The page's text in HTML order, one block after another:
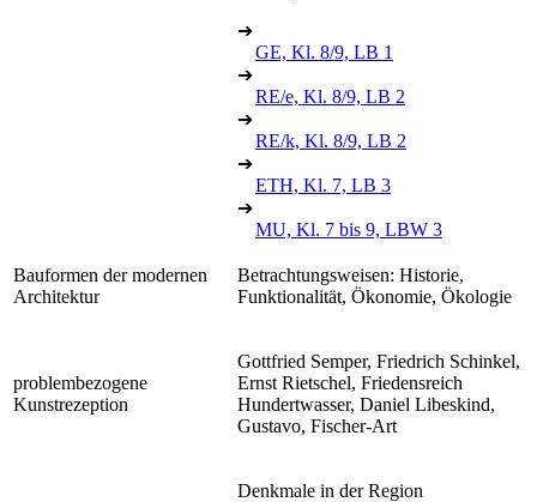
➔
GE, Kl. 8/9, LB 1
➔
RE/e, Kl. 8/9, LB 2
➔
RE/k, Kl. 8/9, LB 2
➔
ETH, Kl. 7, LB 3
➔
MU, Kl. 7 bis 9, LBW 3
Bauformen der modernen
Architektur
Betrachtungsweisen: Historie,
Funktionalität, Ökonomie, Ökologie
problembezogene
Kunstrezeption
Gottfried Semper, Friedrich Schinkel,
Ernst Rietschel, Friedensreich
Hundertwasser, Daniel Libeskind,
Gustavo, Fischer-Art
Denkmale in der Region